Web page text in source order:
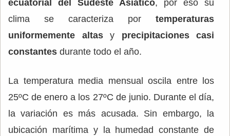
ecuatorial del Sudeste Asiático, por eso su
clima se caracteriza por temperaturas
uniformemente altasy precipitaciones casi
constantes durante todo el año.
La temperatura media mensual oscila entre los
25ºC de enero a los 27ºC de junio. Durante el día,
la variación es más acusada. Sin embargo, la
ubicación marítima y la humedad constante de